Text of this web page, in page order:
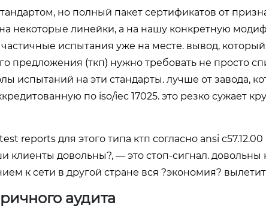
но полный пакет сертификатов от
некоторые линейки, а на нашу конкретную
испытания уже на месте. вывод,
предложения (ткп) нужно требовать не просто
испытаний на эти стандарты. лучше от завода,
по iso/iec 17025. это резко сужает
reports для этого типа ктп согласно ansi c57.12.00
клиенты довольны?, — это стоп-сигнал. довольны
к сети в другой стране вся ?экономия? вылетит
аудита